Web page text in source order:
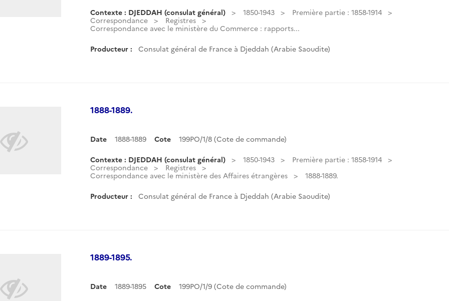
Contexte : DJEDDAH (consulat général) 1850-1943
Première partie : 1858-1914
Correspondance
Registres
Correspondance avec le ministère du Commerce : rapports...
Producteur : Consulat général de France à Djeddah (Arabie Saoudite)
1888-1889.
Date 1888-1889 Cote 199PO/1/8 (Cote de commande)
Contexte : DJEDDAH (consulat général) 1850-1943
Première partie : 1858-1914
Correspondance
Registres
Correspondance avec le ministère des Affaires étrangères
1888-1889.
Producteur : Consulat général de France à Djeddah (Arabie Saoudite)
1889-1895.
Date 1889-1895 Cote 199PO/1/9 (Cote de commande)